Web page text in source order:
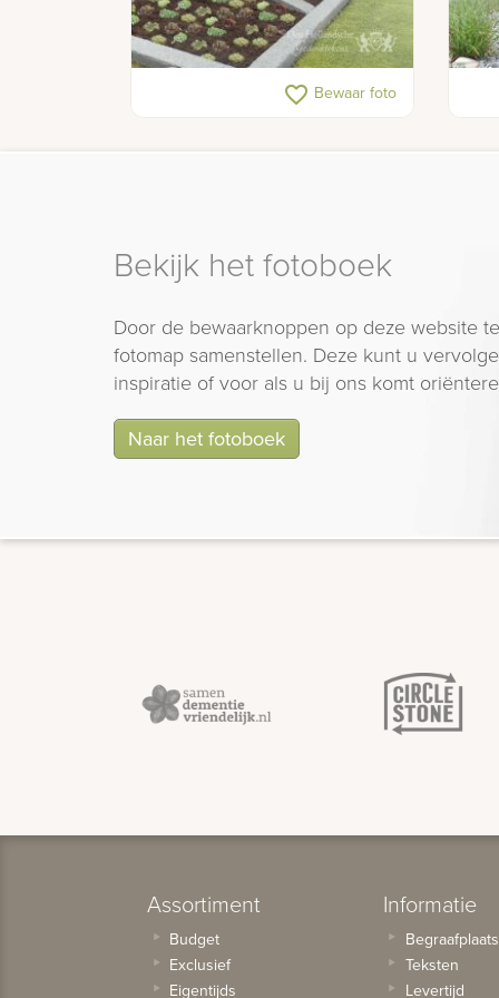
Elegant gedenkteken met
natuurlijke uitstraling
favorite_border Bewaar foto
Bekijk het fotoboek
Door de bewaarknoppen op deze website
fotomap samenstellen. Deze kunt u
inspiratie of voor als u bij ons komt
Naar het fotoboek
Assortiment
Budget
Exclusief
Eigentijds
Informatie
Teksten
Levertijd